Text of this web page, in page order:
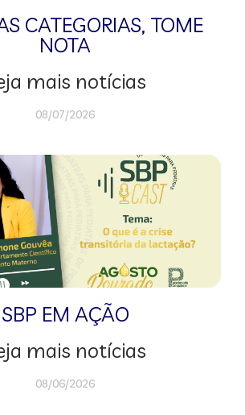
CATEGORIAS, TOME
NOTA
mais notícias
08/07/2026
SBP EM AÇÃO
mais notícias
08/06/2026